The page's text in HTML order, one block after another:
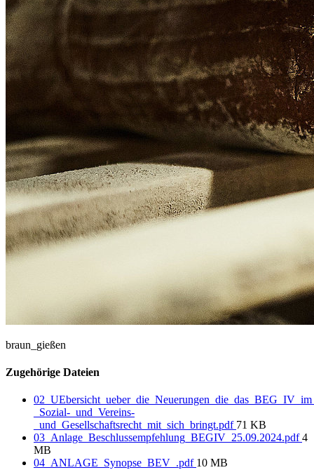
braun_gießen
Zugehörige Dateien
_Sozial-_und_Vereins-
_und_Gesellschaftsrecht_mit_sich_bringt.pdf 71 KB
03_Anlage_Beschlussempfehlung_BEGIV_25.09.2024.pdf4
MB
04_ANLAGE_Synopse_BEV_.pdf 10 MB